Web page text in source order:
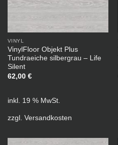
VINYL
VinylFloor Objekt Plus
Tundraeiche silbergrau – Life
Silent
62,00 €
inkl. 19 % MwSt.
zzgl. Versandkosten